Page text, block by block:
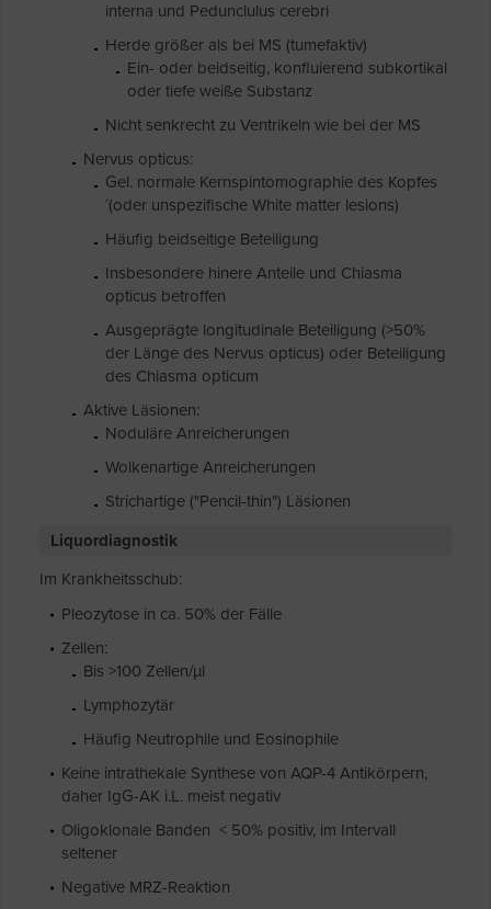
interna und Pedunclulus cerebri
Herde größer als bei MS (tumefaktiv)
Ein- oder beidseitig, konfluierend subkortikal
oder tiefe weiße Substanz
Nicht senkrecht zu Ventrikeln wie bei der MS
Nervus opticus:
Gel. normale Kernspintomographie des Kopfes
´(oder unspezifische White matter lesions)
Häufig beidseitige Beteiligung
Insbesondere hinere Anteile und Chiasma
opticus betroffen
Ausgeprägte longitudinale Beteiligung (>50%
der Länge des Nervus opticus) oder Beteiligung
des Chiasma opticum
Aktive Läsionen:
Noduläre Anreicherungen
Wolkenartige Anreicherungen
Strichartige ("Pencil-thin") Läsionen
Liquordiagnostik
Im Krankheitsschub:
Pleozytose in ca. 50% der Fälle
Zellen:
Bis >100 Zellen/µl
Lymphozytär
Häufig Neutrophile und Eosinophile
Keine intrathekale Synthese von AQP-4 Antikörpern,
daher IgG-AK i.L. meist negativ
Oligoklonale Banden < 50% positiv, im Intervall
seltener
Negative MRZ-Reaktion